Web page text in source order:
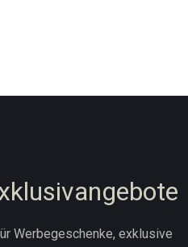
Werbegeschenke, exklusive